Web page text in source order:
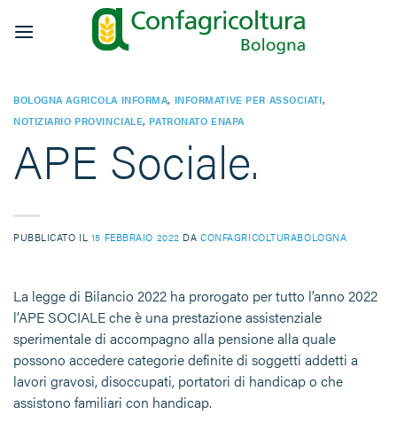
BOLOGNA AGRICOLA INFORMA, INFORMATIVE PER ASSOCIATI,
NOTIZIARIO PROVINCIALE, PATRONATO ENAPA
APE Sociale.
PUBBLICATO IL 15 FEBBRAIO 2022 DACONFAGRICOLTURABOLOGNA
La legge di Bilancio 2022 ha prorogato per tutto l’anno 2022
l’APE SOCIALE che è una prestazione assistenziale
sperimentale di accompagno alla pensione alla quale
possono accedere categorie definite di soggetti addetti a
lavori gravosi, disoccupati, portatori di handicap o che
assistono familiari con handicap.